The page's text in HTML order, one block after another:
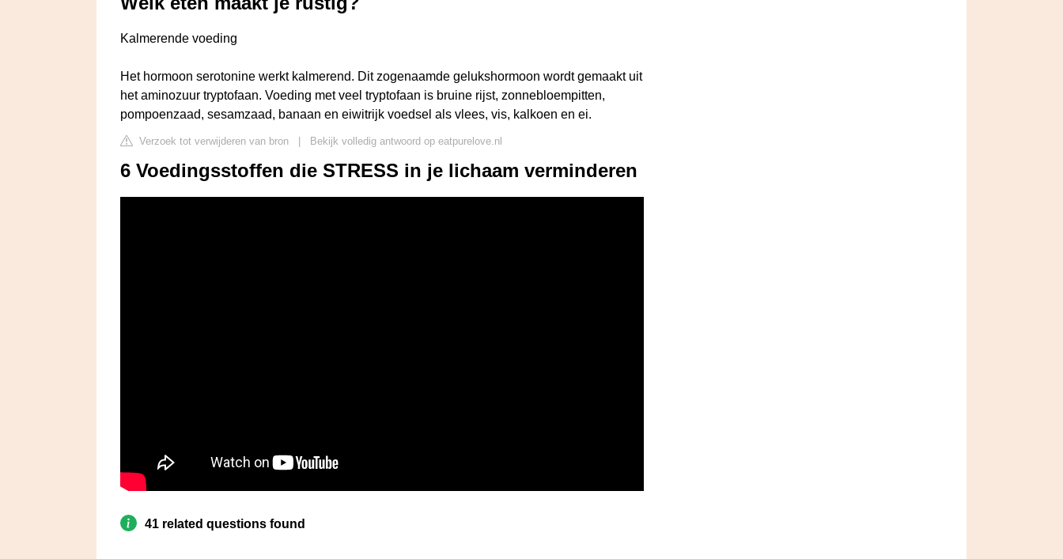
Kalmerende voeding
Het hormoon serotonine werkt kalmerend. Dit zogenaamde gelukshormoon wordt gemaakt uit
het aminozuur tryptofaan. Voeding met veel tryptofaan is bruine rijst, zonnebloempitten,
pompoenzaad, sesamzaad, banaan en eiwitrijk voedsel als vlees, vis, kalkoen en ei.
Verzoek tot verwijderen van bron Bekijk volledig antwoord op eatpurelove.nl
6 Voedingsstoffen die STRESS in je lichaam verminderen
41 related questions found